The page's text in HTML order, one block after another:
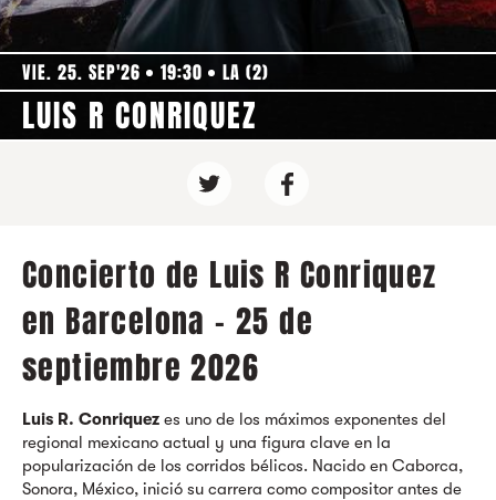
VIE. 25. SEP'26 19:30 LA (2)
LUIS R CONRIQUEZ
Concierto de Luis R Conriquez
en Barcelona - 25 de
septiembre 2026
Luis R. Conriquez es uno de los máximos exponentes del
regional mexicano actual y una figura clave en la
popularización de los corridos bélicos. Nacido en Caborca,
Sonora, México, inició su carrera como compositor antes de